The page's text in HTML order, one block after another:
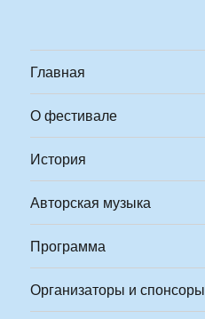
Главная
О фестивале
История
Авторская музыка
Программа
Организаторы и спонсоры